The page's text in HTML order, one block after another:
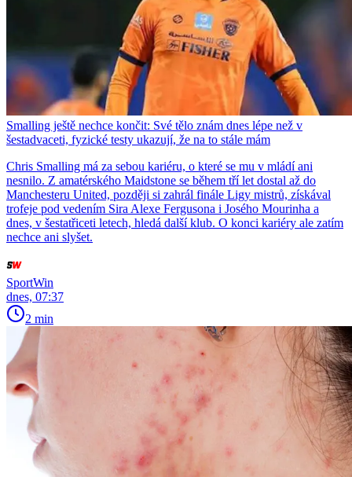
Smalling ještě nechce končit: Své tělo znám dnes lépe než v
šestadvaceti, fyzické testy ukazují, že na to stále mám
Chris Smalling má za sebou kariéru, o které se mu v mládí ani
nesnilo. Z amatérského Maidstone se během tří let dostal až do
Manchesteru United, později si zahrál finále Ligy mistrů, získával
trofeje pod vedením Sira Alexe Fergusona i Josého Mourinha a
dnes, v šestatřiceti letech, hledá další klub. O konci kariéry ale zatím
nechce ani slyšet.
SportWin
dnes, 07:37
2 min